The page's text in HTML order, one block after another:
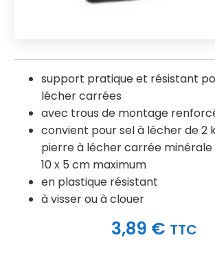
support pratique et résistant
lécher carrées
avec trous de montage
convient pour sel à lécher de 2
pierre à lécher carrée minérale
10 x 5 cm maximum
en plastique résistant
à visser ou à clouer
3,89 € TTC